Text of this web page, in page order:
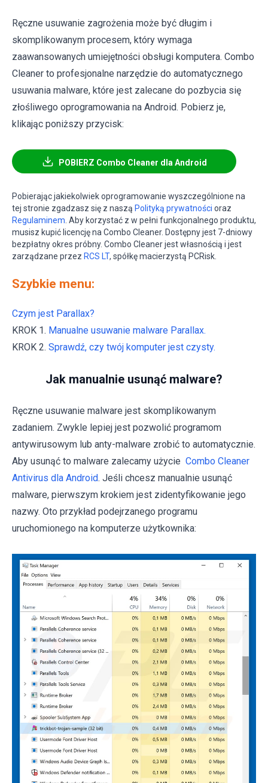
Ręczne usuwanie zagrożenia może być długim i
skomplikowanym procesem, który wymaga
zaawansowanych umiejętności obsługi komputera. Combo
Cleaner to profesjonalne narzędzie do automatycznego
usuwania malware, które jest zalecane do pozbycia się
złośliwego oprogramowania na Android. Pobierz je,
klikając poniższy przycisk:
POBIERZ Combo Cleaner dla Android
Pobierając jakiekolwiek oprogramowanie wyszczególnione na
tej stronie zgadzasz się z naszą Polityką prywatności oraz
Regulaminem . Aby korzystać z w pełni funkcjonalnego produktu,
musisz kupić licencję na Combo Cleaner. Dostępny jest 7-dniowy
bezpłatny okres próbny. Combo Cleaner jest własnością i jest
zarządzane przez RCS LT, spółkę macierzystą PCRisk.
Szybkie menu:
Czym jest Parallax?
KROK 1. Manualne usuwanie malware Parallax.
KROK 2. Sprawdź, czy twój komputer jest czysty.
Jak manualnie usunąć malware?
Ręczne usuwanie malware jest skomplikowanym
zadaniem. Zwykle lepiej jest pozwolić programom
antywirusowym lub anty-malware zrobić to automatycznie.
Aby usunąć to malware zalecamy użycie Combo Cleaner
Antivirus dla Android. Jeśli chcesz manualnie usunąć
malware, pierwszym krokiem jest zidentyfikowanie jego
nazwy. Oto przykład podejrzanego programu
uruchomionego na komputerze użytkownika: